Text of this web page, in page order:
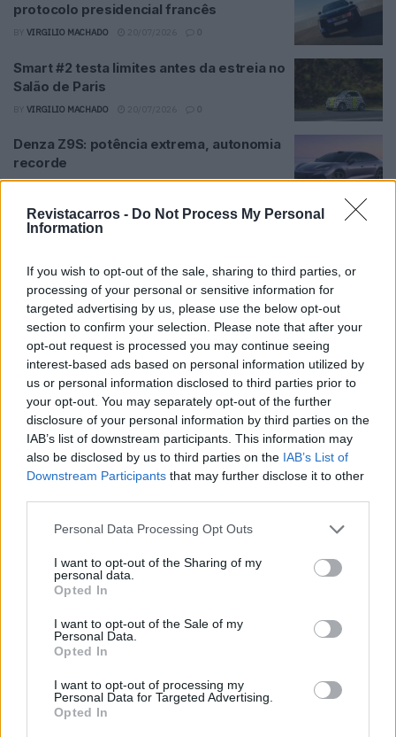
Revistacarros - Do Not Process My Personal
Information
If you wish to opt-out of the sale, sharing to third parties, or
processing of your personal or sensitive information for
targeted advertising by us, please use the below opt-out
section to confirm your selection. Please note that after your
opt-out request is processed you may continue seeing
interest-based ads based on personal information utilized by
us or personal information disclosed to third parties prior to
your opt-out. You may separately opt-out of the further
disclosure of your personal information by third parties on the
IAB’s list of downstream participants. This information may
also be disclosed by us to third parties on the IAB’s List of
Downstream Participants that may further disclose it to other
Personal Data Processing Opt Outs
I want to opt-out of the Sharing of my
personal data.
Opted In
I want to opt-out of the Sale of my
Personal Data.
Opted In
I want to opt-out of processing my
Personal Data for Targeted Advertising.
Opted In
protocolo presidencial francês
VIRGILIO MACHADO 0
Smart #2 testa limites antes da estreia no
Salão de Paris
VIRGILIO MACHADO 0
Denza Z9S: potência extrema, autonomia
recorde
BYVIRGILIO MACHADO 18/07/2026 0
Raval Plus estreia nova bateria LFP e
Maior salão elétrico chega ao Porto
VIRGILIO MACHADO 17/07/2026
Renault dispara eletrificação e atinge 1
milhão de elétricos
VIRGILIO MACHADO 14/07/2026
1 2 … 10
Trending Comments Latest
Este é um Porsche 911 Carrera RS 2.7 Safari
13/03/2024
Vídeo – Tesla Cybertruck – Nunca vimos
13/05/2024